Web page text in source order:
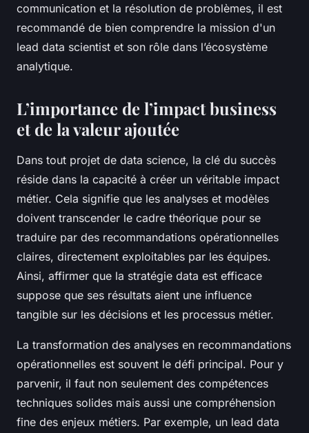
communication et la résolution de problèmes, il est
recommandé de bien comprendre la mission d'un
lead data scientist et son rôle dans l’écosystème
analytique.
L’importance de l’impact business
et de la valeur ajoutée
Dans tout projet de data science, la clé du succès
réside dans la capacité à créer un véritable impact
métier. Cela signifie que les analyses et modèles
doivent transcender le cadre théorique pour se
traduire par des recommandations opérationnelles
claires, directement exploitables par les équipes.
Ainsi, affirmer que la stratégie data est efficace
suppose que ses résultats aient une influence
tangible sur les décisions et les processus métier.
La transformation des analyses en recommandations
opérationnelles est souvent le défi principal. Pour y
parvenir, il faut non seulement des compétences
techniques solides mais aussi une compréhension
fine des enjeux métiers. Par exemple, un lead data